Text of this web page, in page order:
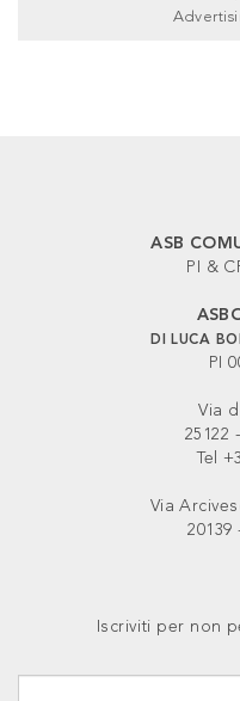
ASB
PI &
DI LUCA
PI
Via
25122
Tel
Via
Iscriviti per non